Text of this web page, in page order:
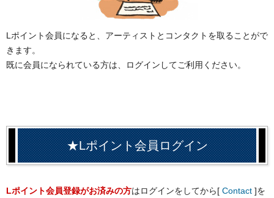
Lポイント会員になると、アーティストとコンタクトを取ることがで
きます。
既に会員になられている方は、ログインしてご利用ください。
★Lポイント会員ログイン
Lポイント会員登録がお済みの方はログインをしてから[ Contact ]を